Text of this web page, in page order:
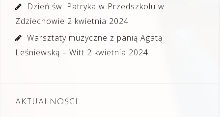
Dzień św. Patryka w Przedszkolu w
Zdziechowie 2 kwietnia 2024
Warsztaty muzyczne z panią Agatą
Leśniewską – Witt 2 kwietnia 2024
AKTUALNOŚCI